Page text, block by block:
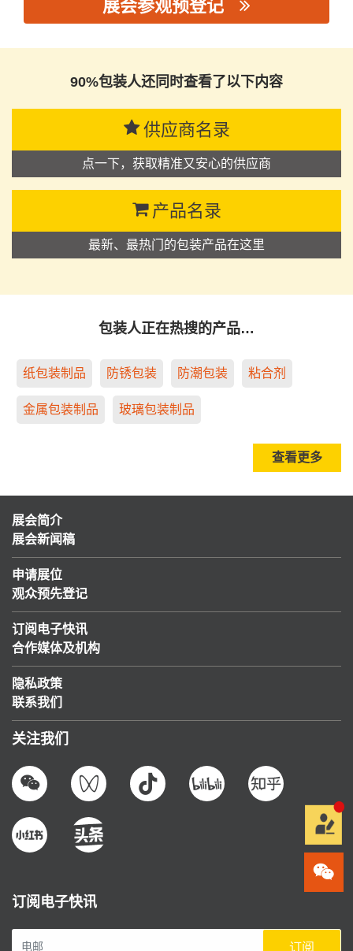
展会参观预登记
90%包装人还同时查看了以下内容
供应商名录
点一下，获取精准又安心的供应商
产品名录
最新、最热门的包装产品在这里
包装人正在热搜的产品…
纸包装制品 防锈包装 防潮包装 粘合剂
金属包装制品 玻璃包装制品
查看更多
展会简介
展会新闻稿
申请展位
观众预先登记
订阅电子快讯
合作媒体及机构
隐私政策
联系我们
关注我们
订阅电子快讯
订阅